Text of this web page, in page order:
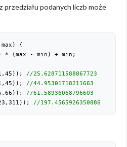
podanych liczb może
) {
* (max - min) + min;
, 45 )); //25.628711588867723
, 45 )); //44.95301718211663
, 66 )); //61.58936068796603
, 311 )); //197.4565926350886